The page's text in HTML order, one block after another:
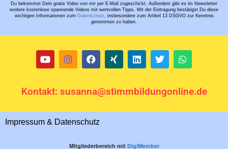
Du bekommst Dein gratis Video von mir per E-Mail zugeschickt. Außerdem gibt es im Newsletter
weitere kostenlose spannende Videos mit wertvollen Tipps. Mit der Eintragung bestätigst Du diese
wichtigen Informationen zum Datenschutz , insbesondere zum Artikel 13 DSGVO zur Kenntnis
genommen zu haben.
Kontakt: susanna@stimmbildungonline.de
Impressum & Datenschutz
Mitgliederbereich mit DigiMember